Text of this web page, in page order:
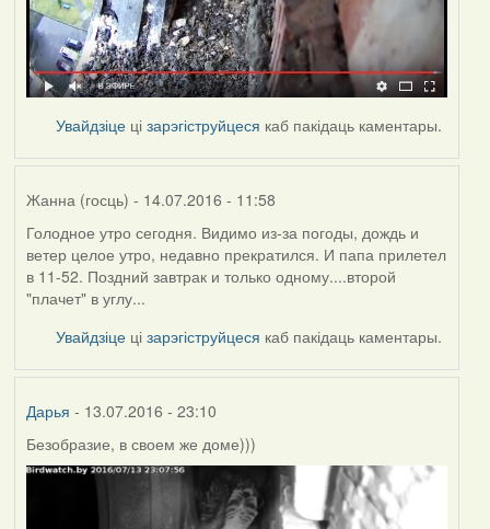
Увайдзіце цізарэгіструйцеся каб пакідаць каментары.
Жанна (госць) - 14.07.2016 - 11:58
Голодное утро сегодня. Видимо из-за погоды, дождь и
ветер целое утро, недавно прекратился. И папа прилетел
в 11-52. Поздний завтрак и только одному....второй
"плачет" в углу...
Увайдзіце цізарэгіструйцеся каб пакідаць каментары.
Дарья - 13.07.2016 - 23:10
Безобразие, в своем же доме)))